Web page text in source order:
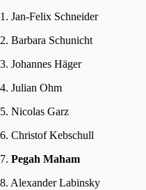
1. Jan-Felix Schneider
2. Barbara Schunicht
3. Johannes Häger
4. Julian Ohm
5. Nicolas Garz
6. Christof Kebschull
7. Pegah Maham
8. Alexander Labinsky